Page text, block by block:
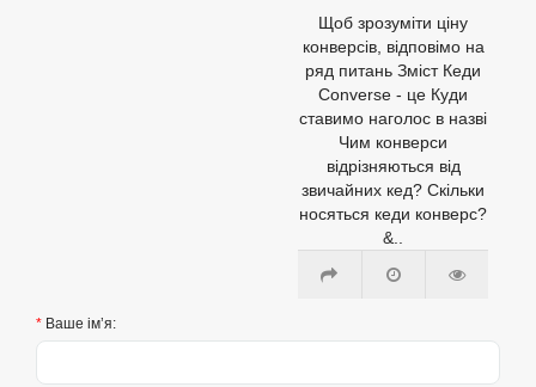
Щоб зрозуміти ціну
конверсів, відповімо на
ряд питань Зміст Кеди
Converse - це Куди
ставимо наголос в назві
Чим конверси
відрізняються від
звичайних кед? Скільки
носяться кеди конверс?
&..
Ваше ім’я: